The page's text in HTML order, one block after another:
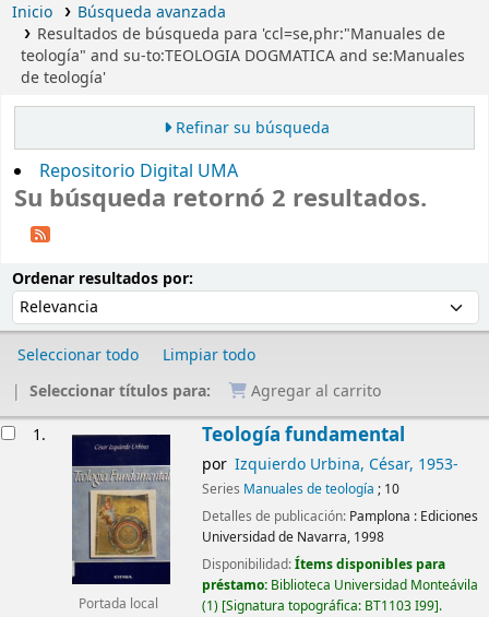
Inicio
Búsqueda avanzada
Resultados de búsqueda para 'ccl=se,phr:"Manuales de
teología" and su-to:TEOLOGIA DOGMATICA and se:Manuales
de teología'
Refinar su búsqueda
Repositorio Digital UMA
Su búsqueda retornó 2 resultados.
Ordenar resultados por:
Seleccionar todo
Limpiar todo
Seleccionar títulos para:
Agregar al carrito
1.
Portada local
Teología fundamental
por Izquierdo Urbina, César, 1953-
Series Manuales de teología ; 10
Detalles de publicación: Pamplona : Ediciones
Universidad de Navarra, 1998
Disponibilidad:Ítems disponibles para
préstamo: Biblioteca Universidad Monteávila
(1) Signatura topográfica: BT1103 I99 .